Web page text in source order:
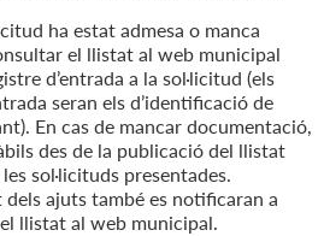
ha estat admesa o manca
el llistat al web municipal
d’entrada a la sol·licitud (els
seran els d’identificació de
En cas de mancar documentació,
des de la publicació del llistat
sol·licituds presentades.
dels ajuts també es notificaran a
llistat al web municipal.